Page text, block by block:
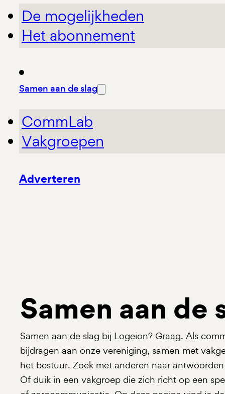
De mogelijkheden
Het abonnement
Samen aan de slag
CommLab
Vakgroepen
Adverteren
Samen aan de
Samen aan de slag bij Logeion? Graag. Als
bijdragen aan onze vereniging, samen met
het bestuur. Zoek met anderen naar
Of duik in een vakgroep die zich richt op een